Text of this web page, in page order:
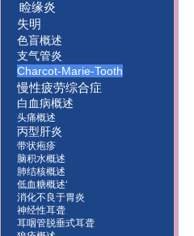
睑缘炎
失明
色盲概述
支气管炎
Charcot-Marie-Tooth
慢性疲劳综合症
白血病概述
头痛概述
丙型肝炎
带状疱疹
脑积水概述
肺结核概述
低血糖概述‘
消化不良于胃炎
神经性耳聋
耳咽管脱垂式耳聋